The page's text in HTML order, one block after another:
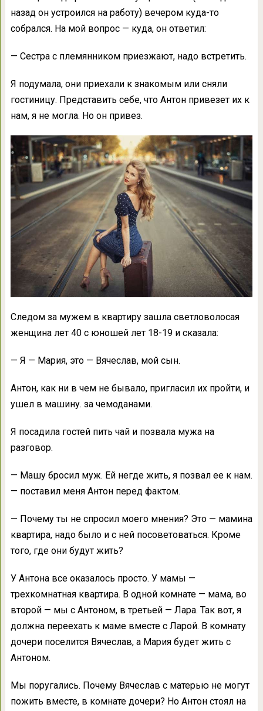
назад он устроился на работу) вечером куда-то
собрался. На мой вопрос — куда, он ответил:
— Сестра с племянником приезжают, надо встретить.
Я подумала, они приехали к знакомым или сняли
гостиницу. Представить себе, что Антон привезет их к
нам, я не могла. Но он привез.
Следом за мужем в квартиру зашла светловолосая
женщина лет 40 с юношей лет 18-19 и сказала:
— Я — Мария, это — Вячеслав, мой сын.
Антон, как ни в чем не бывало, пригласил их пройти, и
ушел в машину. за чемоданами.
Я посадила гостей пить чай и позвала мужа на
разговор.
— Машу бросил муж. Ей негде жить, я позвал ее к нам.
— поставил меня Антон перед фактом.
— Почему ты не спросил моего мнения? Это — мамина
квартира, надо было и с ней посоветоваться. Кроме
того, где они будут жить?
У Антона все оказалось просто. У мамы —
трехкомнатная квартира. В одной комнате — мама, во
второй — мы с Антоном, в третьей — Лара. Так вот, я
должна переехать к маме вместе с Ларой. В комнату
дочери поселится Вячеслав, а Мария будет жить с
Антоном.
Мы поругались. Почему Вячеслав с матерью не могут
пожить вместе, в комнате дочери? Но Антон стоял на